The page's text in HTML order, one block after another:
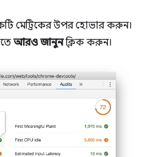
মেট্রিকের উপর হোভার করুন।
আরও জানুনক্লিক করুন।